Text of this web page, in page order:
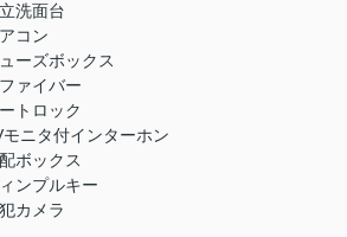
洗面台
コン
ーズボックス
ァイバー
トロック
モニタ付インターホン
ボックス
ンプルキー
カメラ